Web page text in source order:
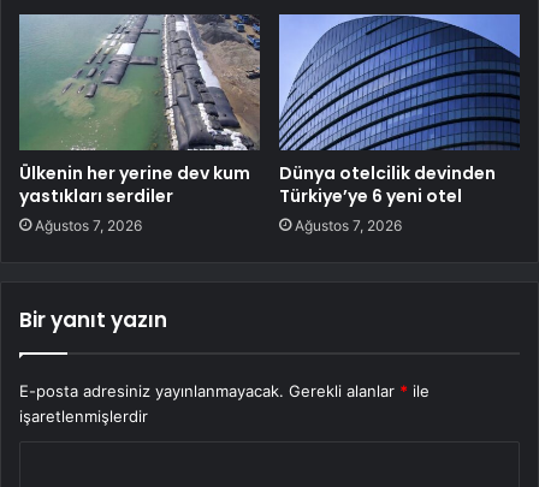
Ülkenin her yerine dev kum
yastıkları serdiler
Ağustos 7, 2026
Dünya otelcilik devinden
Türkiye’ye 6 yeni otel
Ağustos 7, 2026
Bir yanıt yazın
E-posta adresiniz yayınlanmayacak. Gerekli alanlar * ile
işaretlenmişlerdir